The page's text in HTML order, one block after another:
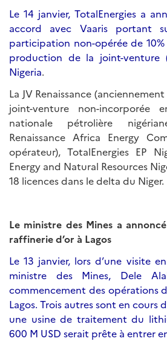
Le 14 janvier, TotalEnergies a
accord avec Vaaris portant
participation non-opérée de
production de la joint-venture
Nigeria.
La JV Renaissance
joint-venture non-incorporée
nationale pétrolière
Renaissance Africa Energy
opérateur), TotalEnergies EP
Energy and Natural Resources
18 licences dans le delta du Niger.
Le ministre des Mines a
raffinerie d’or à Lagos
Le 13 janvier, lors d’une visite
ministre des Mines, Dele
commencement des opérations
Lagos. Trois autres sont en cours
une usine de traitement du
600 M USD serait prête à entrer